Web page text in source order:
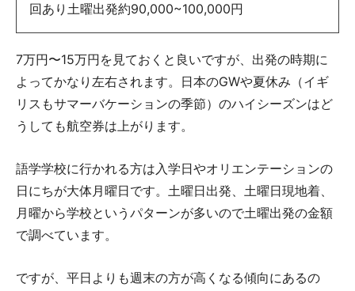
回あり土曜出発約90,000~100,000円
7万円〜15万円を見ておくと良いですが、出発の時期に
よってかなり左右されます。日本のGWや夏休み（イギ
リスもサマーバケーションの季節）のハイシーズンはど
うしても航空券は上がります。
語学学校に行かれる方は入学日やオリエンテーションの
日にちが大体月曜日です。土曜日出発、土曜日現地着、
月曜から学校というパターンが多いので土曜出発の金額
で調べています。
ですが、平日よりも週末の方が高くなる傾向にあるの